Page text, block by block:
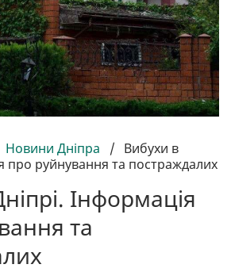
Новини Дніпра / Вибухи в
про руйнування та постраждалих
Інформація
та